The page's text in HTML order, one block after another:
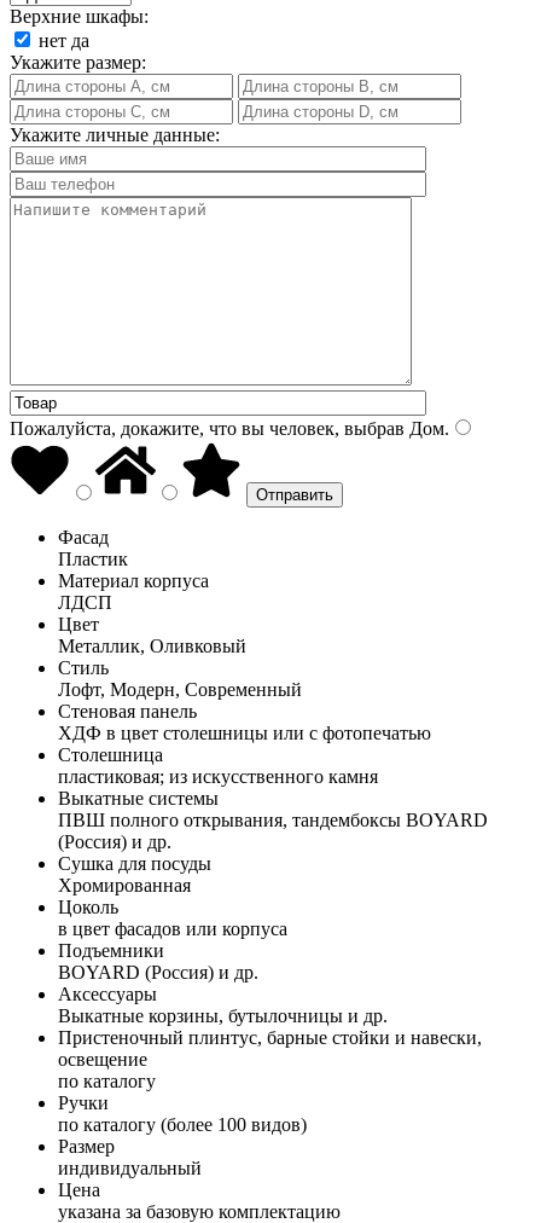
Верхние шкафы:
нет да
Укажите размер:
Укажите личные данные:
Пожалуйста, докажите, что вы человек, выбрав Дом.
Фасад
Пластик
Материал корпуса
ЛДСП
Цвет
Металлик, Оливковый
Стиль
Лофт, Модерн, Современный
Стеновая панель
ХДФ в цвет столешницы или с фотопечатью
Столешница
пластиковая; из искусственного камня
Выкатные системы
ПВШ полного открывания, тандембоксы BOYARD
(Россия) и др.
Сушка для посуды
Хромированная
Цоколь
в цвет фасадов или корпуса
Подъемники
BOYARD (Россия) и др.
Аксессуары
Выкатные корзины, бутылочницы и др.
Пристеночный плинтус, барные стойки и навески,
освещение
по каталогу
Ручки
по каталогу (более 100 видов)
Размер
индивидуальный
Цена
указана за базовую комплектацию